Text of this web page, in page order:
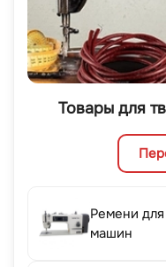
Товары для
Ремени
машин